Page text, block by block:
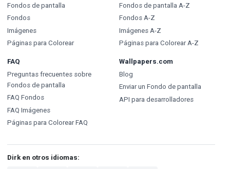
Fondos de pantalla
Fondos
Imágenes
Páginas para Colorear
Fondos de pantalla A-Z
Fondos A-Z
Imágenes A-Z
Páginas para Colorear A-Z
FAQ
Preguntas frecuentes sobre
Fondos de pantalla
FAQ Fondos
FAQ Imágenes
Páginas para Colorear FAQ
Wallpapers.com
Blog
Enviar un Fondo de pantalla
API para desarrolladores
Dirk en otros idiomas: